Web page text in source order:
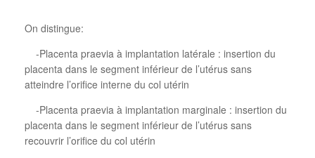
On distingue:
-Placenta praevia à implantation latérale : insertion du
placenta dans le segment inférieur de l’utérus sans
atteindre l’orifice interne du col utérin
-Placenta praevia à implantation marginale : insertion du
placenta dans le segment inférieur de l’utérus sans
recouvrir l’orifice du col utérin